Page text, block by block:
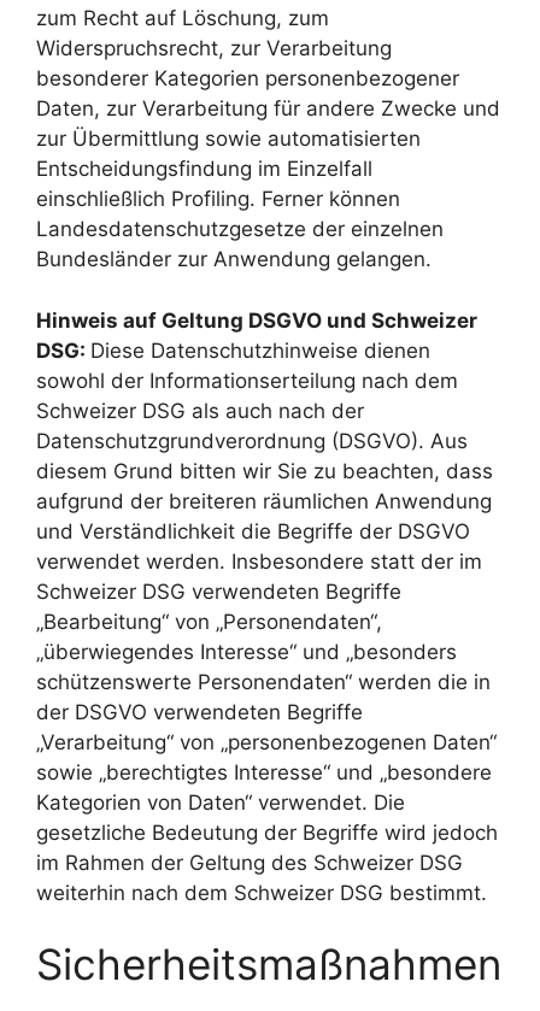
zum Recht auf Löschung, zum
Widerspruchsrecht, zur Verarbeitung
besonderer Kategorien personenbezogener
Daten, zur Verarbeitung für andere Zwecke und
zur Übermittlung sowie automatisierten
Entscheidungsfindung im Einzelfall
einschließlich Profiling. Ferner können
Landesdatenschutzgesetze der einzelnen
Bundesländer zur Anwendung gelangen.
Hinweis auf Geltung DSGVO und Schweizer
DSG: Diese Datenschutzhinweise dienen
sowohl der Informationserteilung nach dem
Schweizer DSG als auch nach der
Datenschutzgrundverordnung (DSGVO). Aus
diesem Grund bitten wir Sie zu beachten, dass
aufgrund der breiteren räumlichen Anwendung
und Verständlichkeit die Begriffe der DSGVO
verwendet werden. Insbesondere statt der im
Schweizer DSG verwendeten Begriffe
„Bearbeitung“ von „Personendaten“,
„überwiegendes Interesse“ und „besonders
schützenswerte Personendaten“ werden die in
der DSGVO verwendeten Begriffe
„Verarbeitung“ von „personenbezogenen Daten“
sowie „berechtigtes Interesse“ und „besondere
Kategorien von Daten“ verwendet. Die
gesetzliche Bedeutung der Begriffe wird jedoch
im Rahmen der Geltung des Schweizer DSG
weiterhin nach dem Schweizer DSG bestimmt.
Sicherheitsmaßnahmen